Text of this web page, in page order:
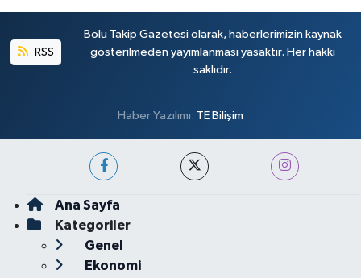
RSS
Bolu Takip Gazetesi olarak, haberlerimizin kaynak
gösterilmeden yayımlanması yasaktır. Her hakkı
saklıdır.
Haber Yazılımı: TE Bilişim
Ana Sayfa
Kategoriler
Genel
Ekonomi